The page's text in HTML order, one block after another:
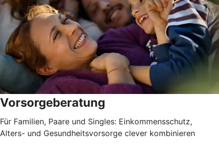
Vorsorgeberatung
Für Familien, Paare und Singles: Einkommensschutz,
Alters- und Gesundheitsvorsorge clever kombinieren